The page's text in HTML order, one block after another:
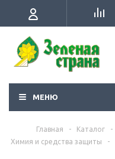
МЕНЮ
Главная - Каталог -
Химия и средства защиты
-